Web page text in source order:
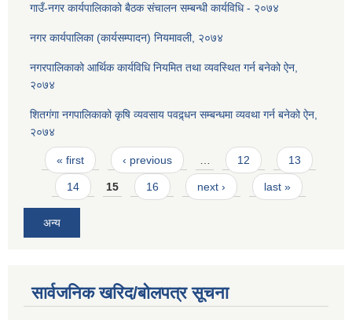
गाउँ-नगर कार्यपालिकाको बैठक संचालन सम्बन्धी कार्यविधि - २०७४
नगर कार्यपालिका (कार्यसम्पादन) नियमावली, २०७४
नगरपालिकाको आर्थिक कार्यविधि नियमित तथा व्यवस्थित गर्न बनेको ऐन,
२०७४
शितगंगा नगपालिकाको कृषि व्यवसाय पवद्र्धन सम्बन्धमा व्यवथा गर्न बनेको ऐन,
२०७४
Pages
« first ‹ previous 12 13
14 15 16 next › last »
अन्य
सार्वजनिक खरिद/बोलपत्र सूचना